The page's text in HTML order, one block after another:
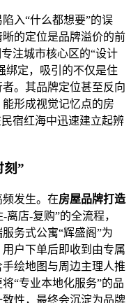
入“什么都想要”的误
的定位是品牌溢价的前
注城市核心区的“设计
绑定，吸引的不仅是住
。其品牌定位甚至反向
形成视觉记忆点的房
宿红海中迅速建立起辨
刻”
发生。在房屋品牌打造
店-复购”的全流程，
务式公寓“辉盛阁”为
户下单后即收到由专属
绘地图与周边主理人推
“专业本地化服务”的品
性，最终会沉淀为品牌